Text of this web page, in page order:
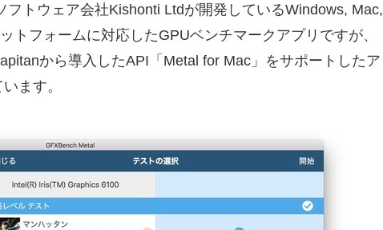
トウェア会社Kishonti Ltdが開発しているWindows, Mac,
トフォームに対応したGPUベンチマークアプリですが、
から導入したAPI「Metal for Mac」をサポートしたア
ます。